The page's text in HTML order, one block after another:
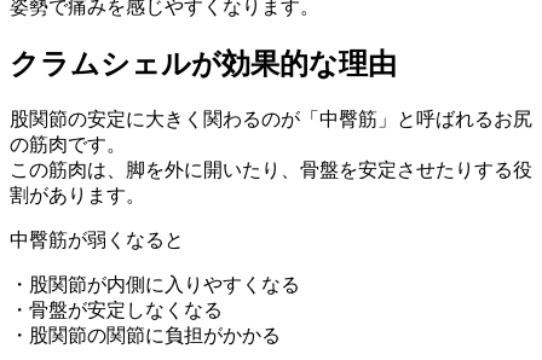
姿勢で痛みを感じやすくなります。
クラムシェルが効果的な理由
股関節の安定に大きく関わるのが「中臀筋」と呼ばれるお尻
の筋肉です。
この筋肉は、脚を外に開いたり、骨盤を安定させたりする役
割があります。
中臀筋が弱くなると
・股関節が内側に入りやすくなる
・骨盤が安定しなくなる
・股関節の関節に負担がかかる